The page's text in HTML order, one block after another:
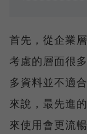
首先，從企業
考慮的層面很
多資料並不適
來說，最先進
來使用會更流